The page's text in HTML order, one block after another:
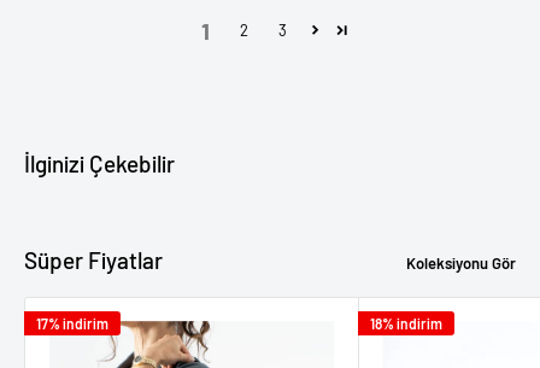
1 2 3
İlginizi Çekebilir
Süper Fiyatlar Koleksiyonu Gör
17% indirim 18% indirim